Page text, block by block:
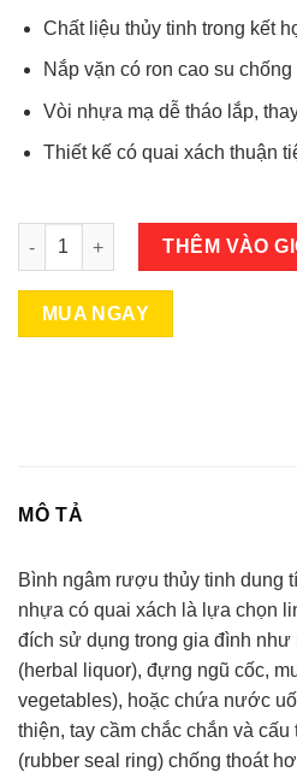
Chất liệu thủy tinh trong kết
Nắp vặn có ron cao su
Vòi nhựa mạ dễ tháo lắp,
Thiết kế có quai xách thuận
Bình thủy tinh 10 lít có vòi quai
THÊM VÀO
MUA NGAY
MÔ TẢ
Bình ngâm rượu thủy tinh dung
nhựa có quai xách là lựa chọn
đích sử dụng trong gia đình
(herbal liquor), đựng ngũ cốc,
vegetables), hoặc chứa nước
thiện, tay cầm chắc chắn và cấu
(rubber seal ring) chống thoát